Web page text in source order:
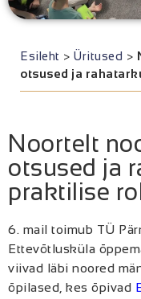
Esileht > Üritused >
otsused ja
Noortelt
otsused ja
praktilise
6. mail toimub TÜ
Ettevõtlusküla
viivad läbi noored
õpilased, kes õpivad